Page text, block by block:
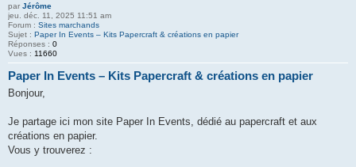
par Jérôme
jeu. déc. 11, 2025 11:51 am
Forum : Sites marchands
Sujet : Paper In Events – Kits Papercraft & créations en papier
Réponses : 0
Vues : 11660
Paper In Events – Kits Papercraft & créations en papier
Bonjour,
Je partage ici mon site Paper In Events, dédié au papercraft et aux
créations en papier.
Vous y trouverez :